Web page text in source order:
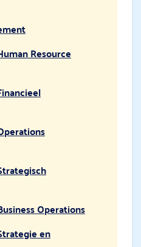
Resource
Operations
en